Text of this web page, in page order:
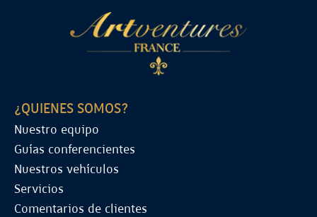
¿QUIENES SOMOS?
Nuestro equipo
Guías conferencientes
Nuestros vehículos
Servicios
Comentarios de clientes